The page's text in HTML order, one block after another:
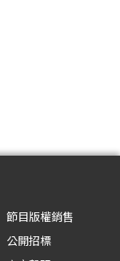
節目版權銷售
公開招標